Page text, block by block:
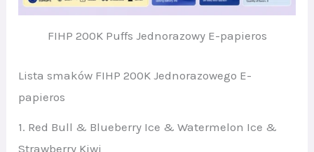
FIHP 200K Puffs Jednorazowy E-papieros
Lista smaków FIHP 200K Jednorazowego E-
papieros
1. Red Bull & Blueberry Ice & Watermelon Ice &
Strawberry Kiwi